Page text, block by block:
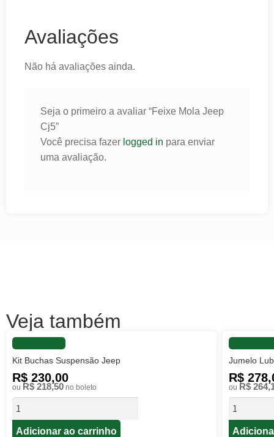
Avaliações
Não há avaliações ainda.
Seja o primeiro a avaliar “Feixe Mola Jeep
Cj5”
Você precisa fazer logged in para enviar
uma avaliação.
Veja também
Kit Buchas Suspensão Jeep
R$ 230,00
ou R$ 218,50 no boleto
Adicionar ao carrinho
Jumelo
R$
ou R$